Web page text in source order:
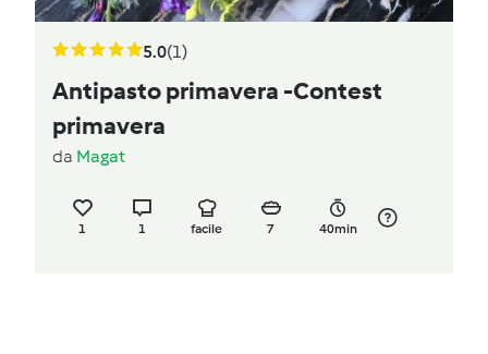
5.0(1)
Antipasto primavera -Contest
primavera
da Magat
1 1 facile 7 40min